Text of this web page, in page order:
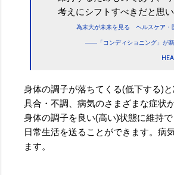
考えにシフトすべきだと思い
為末大が未来を見る ヘルスケア・
――「コンディショニング」が新
身体の調子が落ちてくる(低下する)
具合・不調、病気のさまざまな症状
身体の調子を良い(高い)状態に維持
日常生活を送ることができます。病
ます。